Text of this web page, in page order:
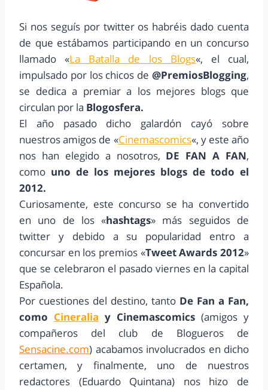
Si nos seguís por twitter os habréis dado cuenta
de que estábamos participando en un concurso
llamado «La Batalla de los Blogs«, el cual,
impulsado por los chicos de @PremiosBlogging,
se dedica a premiar a los mejores blogs que
circulan por la Blogosfera.
El año pasado dicho galardón cayó sobre
nuestros amigos de «Cinemascomics«, y este año
nos han elegido a nosotros, DE FAN A FAN,
como uno de los mejores blogs de todo el
2012.
Curiosamente, este concurso se ha convertido
en uno de los «hashtags» más seguidos de
twitter y debido a su popularidad entro a
concursar en los premios «Tweet Awards 2012»
que se celebraron el pasado viernes en la capital
Española.
Por cuestiones del destino, tanto De Fan a Fan,
como Cineralia y Cinemascomics (amigos y
compañeros del club de Blogueros de
Sensacine.com) acabamos involucrados en dicho
certamen, y finalmente, uno de nuestros
redactores (Eduardo Quintana) nos hizo de